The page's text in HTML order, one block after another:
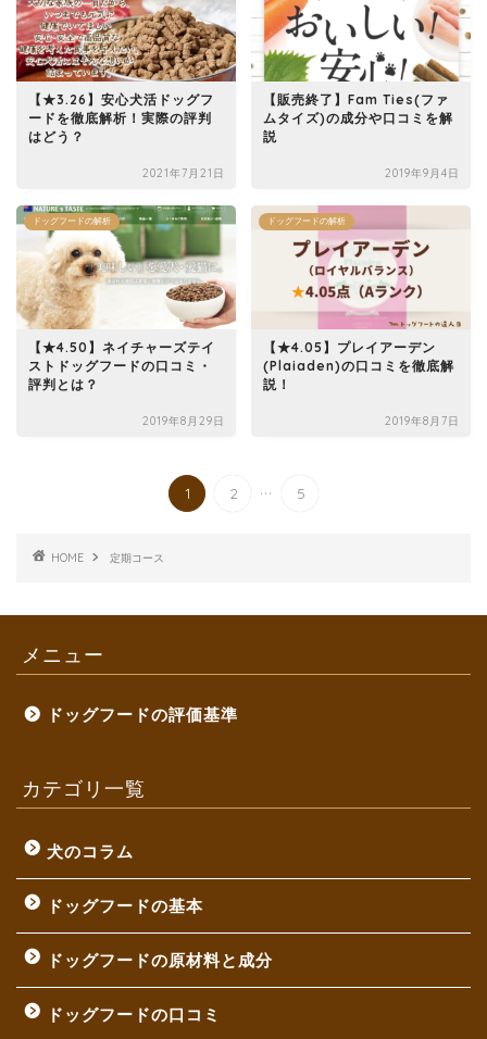
【★3.26】安心犬活ドッグフ
ードを徹底解析！実際の評判
はどう？
2021年7月21日
【販売終了】Fam Ties(ファ
ムタイズ)の成分や口コミを解
説
2019年9月4日
ドッグフードの解析
【★4.50】ネイチャーズテイ
ストドッグフードの口コミ・
評判とは？
2019年8月29日
ドッグフードの解析
【★4.05】プレイアーデン
(Plaiaden)の口コミを徹底解
説！
2019年8月7日
1 2 ... 5
HOME 定期コース
メニュー
ドッグフードの評価基準
カテゴリ一覧
犬のコラム
ドッグフードの基本
ドッグフードの原材料と成分
ドッグフードの口コミ